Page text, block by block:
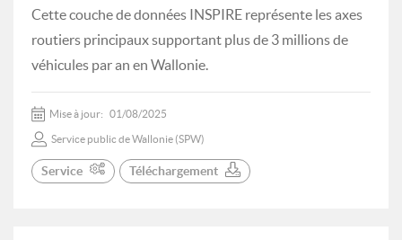
Cette couche de données INSPIRE représente les axes
routiers principaux supportant plus de 3 millions de
véhicules par an en Wallonie.
Mise à jour: 01/08/2025
Service public de Wallonie (SPW)
Service Téléchargement